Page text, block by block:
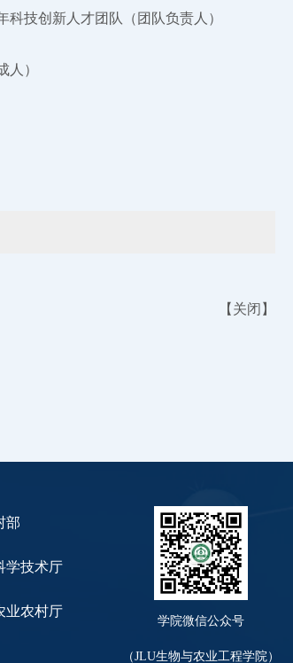
技创新人才团队（团队负责人）
人）
【 关闭 】
部
学技术厅
业农村厅
学院微信公众号
（JLU生物与农业工程学院）